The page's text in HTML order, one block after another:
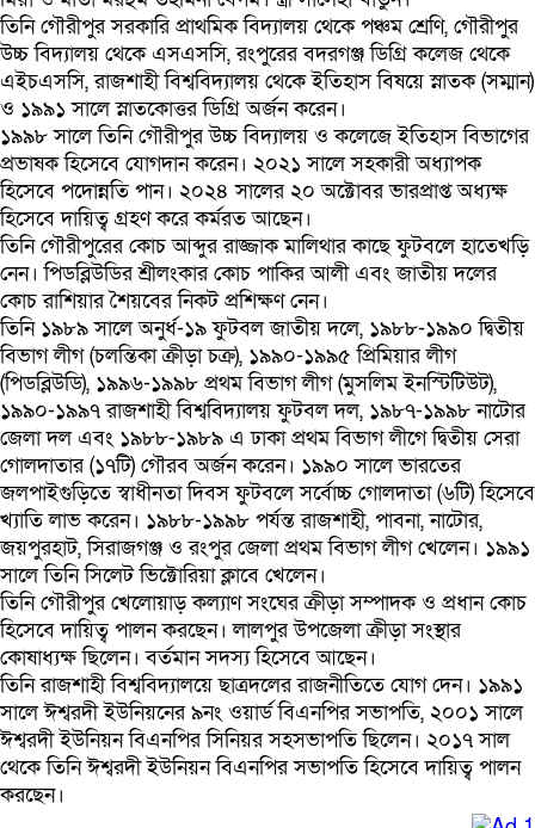
তিনি গৌরীপুর সরকারি প্রাথমিক বিদ্যালয় থেকে পঞ্চম শ্রেণি, গৌরীপুর
উচ্চ বিদ্যালয় থেকে এসএসসি, রংপুরের বদরগঞ্জ ডিগ্রি কলেজ থেকে
এইচএসসি, রাজশাহী বিশ্ববিদ্যালয় থেকে ইতিহাস বিষয়ে স্নাতক (সম্মান)
ও ১৯৯১ সালে স্নাতকোত্তর ডিগ্রি অর্জন করেন।
১৯৯৮ সালে তিনি গৌরীপুর উচ্চ বিদ্যালয় ও কলেজে ইতিহাস বিভাগের
প্রভাষক হিসেবে যোগদান করেন। ২০২১ সালে সহকারী অধ্যাপক
হিসেবে পদোন্নতি পান। ২০২৪ সালের ২০ অক্টোবর ভারপ্রাপ্ত অধ্যক্ষ
হিসেবে দায়িত্ব গ্রহণ করে কর্মরত আছেন।
তিনি গৌরীপুরের কোচ আব্দুর রাজ্জাক মালিথার কাছে ফুটবলে হাতেখড়ি
নেন। পিডব্লিউডির শ্রীলংকার কোচ পাকির আলী এবং জাতীয় দলের
কোচ রাশিয়ার শৈয়বের নিকট প্রশিক্ষণ নেন।
তিনি ১৯৮৯ সালে অনুর্ধ-১৯ ফুটবল জাতীয় দলে, ১৯৮৮-১৯৯০ দ্বিতীয়
বিভাগ লীগ (চলন্তিকা ক্রীড়া চক্র), ১৯৯০-১৯৯৫ প্রিমিয়ার লীগ
(পিডব্লিউডি), ১৯৯৬-১৯৯৮ প্রথম বিভাগ লীগ (মুসলিম ইনস্টিটিউট),
১৯৯০-১৯৯৭ রাজশাহী বিশ্ববিদ্যালয় ফুটবল দল, ১৯৮৭-১৯৯৮ নাটোর
জেলা দল এবং ১৯৮৮-১৯৮৯ এ ঢাকা প্রথম বিভাগ লীগে দ্বিতীয় সেরা
গোলদাতার (১৭টি) গৌরব অর্জন করেন। ১৯৯০ সালে ভারতের
জলপাইগুড়িতে স্বাধীনতা দিবস ফুটবলে সর্বোচ্চ গোলদাতা (৬টি) হিসেবে
খ্যাতি লাভ করেন। ১৯৮৮-১৯৯৮ পর্যন্ত রাজশাহী, পাবনা, নাটোর,
জয়পুরহাট, সিরাজগঞ্জ ও রংপুর জেলা প্রথম বিভাগ লীগ খেলেন। ১৯৯১
সালে তিনি সিলেট ভিক্টোরিয়া ক্লাবে খেলেন।
তিনি গৌরীপুর খেলোয়াড় কল্যাণ সংঘের ক্রীড়া সম্পাদক ও প্রধান কোচ
হিসেবে দায়িত্ব পালন করছেন। লালপুর উপজেলা ক্রীড়া সংস্থার
কোষাধ্যক্ষ ছিলেন। বর্তমান সদস্য হিসেবে আছেন।
তিনি রাজশাহী বিশ্ববিদ্যালয়ে ছাত্রদলের রাজনীতিতে যোগ দেন। ১৯৯১
সালে ঈশ্বরদী ইউনিয়নের ৯নং ওয়ার্ড বিএনপির সভাপতি, ২০০১ সালে
ঈশ্বরদী ইউনিয়ন বিএনপির সিনিয়র সহসভাপতি ছিলেন। ২০১৭ সাল
থেকে তিনি ঈশ্বরদী ইউনিয়ন বিএনপির সভাপতি হিসেবে দায়িত্ব পালন
করছেন।